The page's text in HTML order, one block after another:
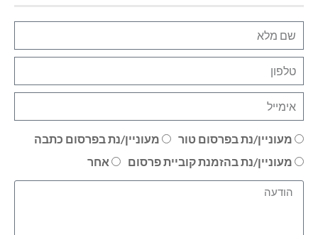
מעוניין/נת בפרסום טור
מעוניין/נת בפרסום כתבה
מעוניין/נת בהזמנת קוביית פרסום
אחר